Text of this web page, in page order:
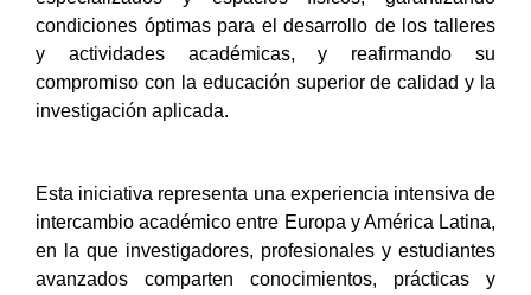
condiciones óptimas para el desarrollo de los talleres
y actividades académicas, y reafirmando su
compromiso con la educación superior de calidad y la
investigación aplicada.
Esta iniciativa representa una experiencia intensiva de
intercambio académico entre Europa y América Latina,
en la que investigadores, profesionales y estudiantes
avanzados comparten conocimientos, prácticas y